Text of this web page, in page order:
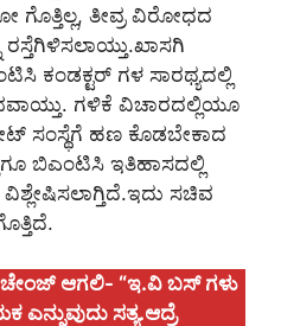
ಗೊತ್ತಿಲ್ಲ, ತೀವ್ರ ವಿರೋಧದ
ಕಂಡಕ್ಟರ್‌ ಗಳ ಸಾರಥ್ಯದಲ್ಲಿ
ಗಳಿಕೆ ವಿಚಾರದಲ್ಲಿಯೂ
ಸಂಸ್ಥೆಗೆ ಹಣ ಕೊಡಬೇಕಾದ
ಬಿಎಂಟಿಸಿ ಇತಿಹಾಸದಲ್ಲಿ
ಸಚಿವ
ಆಗಲಿ- “ಇ.ವಿ ಬಸ್‌ ಗಳು
ಸತ್ಯ.ಆದ್ರೆ